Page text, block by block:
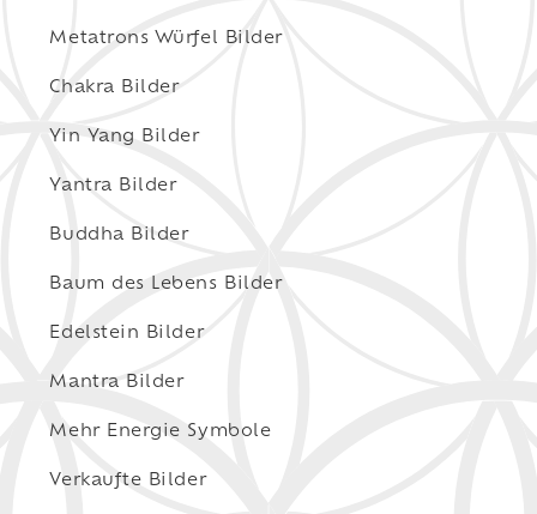
Metatrons Würfel Bilder
Chakra Bilder
Yin Yang Bilder
Yantra Bilder
Buddha Bilder
Baum des Lebens Bilder
Edelstein Bilder
Mantra Bilder
Mehr Energie Symbole
Verkaufte Bilder